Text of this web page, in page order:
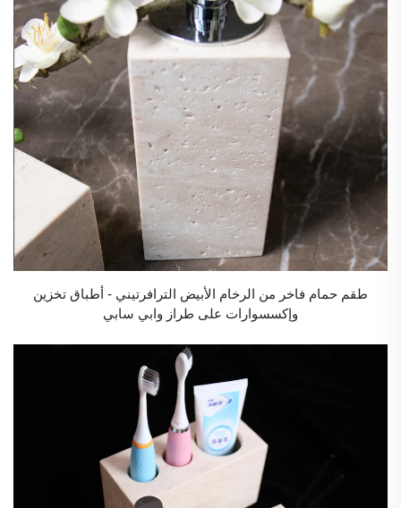
طقم حمام فاخر من الرخام الأبيض الترافرتيني - أطباق تخزين
وإكسسوارات على طراز وابي سابي